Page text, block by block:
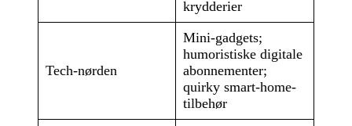
krydderier
Tech-nørden
Mini-gadgets;
humoristiske digitale
abonnementer;
quirky smart-home-
tilbehør